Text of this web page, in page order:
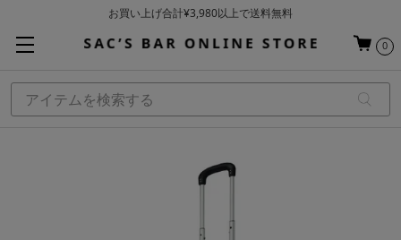
お買い上げ合計¥3,980以上で送料無料
当日～翌営業日を目安に順次発送（一部お取り寄せ商品を除く）
0